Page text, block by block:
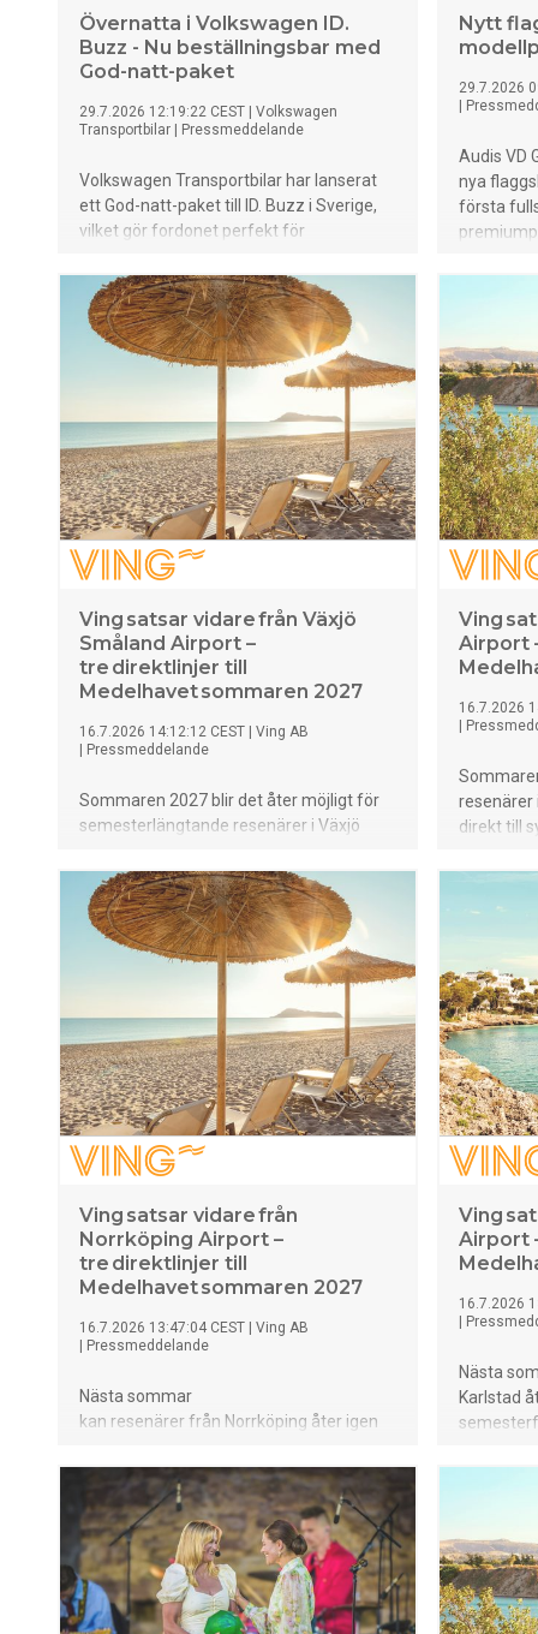
Övernatta i Volkswagen ID.
Buzz - Nu beställningsbar med
God-natt-paket
29.7.2026 12:19:22 CEST
Volkswagen
Transportbilar
Pressmeddelande
Volkswagen Transportbilar har lanserat
ett God-natt-paket till ID. Buzz i Sverige,
vilket gör fordonet perfekt för
med den senaste programvarans
funktioner, som Vehicle-to-load och
Overnight Mode, blir ID. Buzz ännu mer
mångsidig och användbar för spontana
Nytt
29.7.2026
Audis VD
nya
första
nya
välvda
SUV
utökar
Audi Q9
tredje
OLED-
körning
drivlinor,
Ving satsar vidare från Växjö
Småland Airport –
tre direktlinjer till
Medelhavet sommaren 2027
16.7.2026 14:12:12 CEST
Ving AB
Pressmeddelande
Sommaren 2027 blir det åter möjligt för
semesterlängtande resenärer i Växjö
Medelhavet från Växjö Småland Airport.
Ving har öppnat försäljningen av nästa
sommars charterprogram med direktflyg
till Cypern, Kreta och Rhodos – tre
uppskattade resmål som bjuder på allt
övärldar till hotell för både barnfamiljer,
par och kompisgäng.
Ving
Airport
16.7.2026
resenärer
direkt till
från
atmosfär
familjer,
Ving satsar vidare från
Norrköping Airport –
tre direktlinjer till
Medelhavet sommaren 2027
16.7.2026 13:47:04 CEST
Ving AB
Pressmeddelande
Nästa sommar
kan resenärer från Norrköping åter igen
från Norrköping Airport. Ving har nu
öppnat försäljningen av sommarens
direktcharter till Cypern,
Kreta och Rhodos – resmål som
tillsammans erbjuder allt
från mysiga restauranger och solsäkert
klimat till hotell för både familjer, par och
Ving
Airport
16.7.2026
Nästa
Karlstad
från
klimat till
vänner.